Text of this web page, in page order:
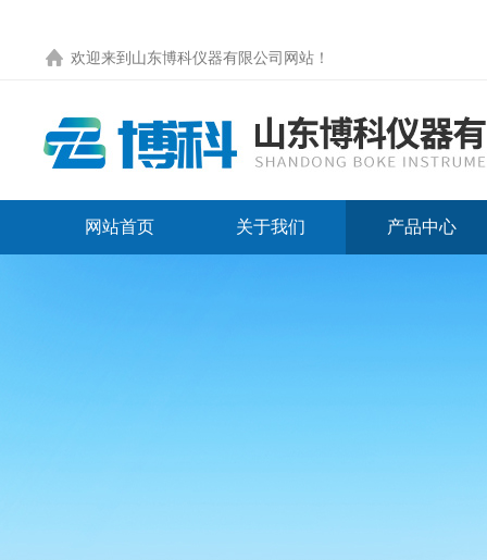
欢迎来到 山东博科仪器有限公司网站 ！
网站首页 关于我们 产品中心